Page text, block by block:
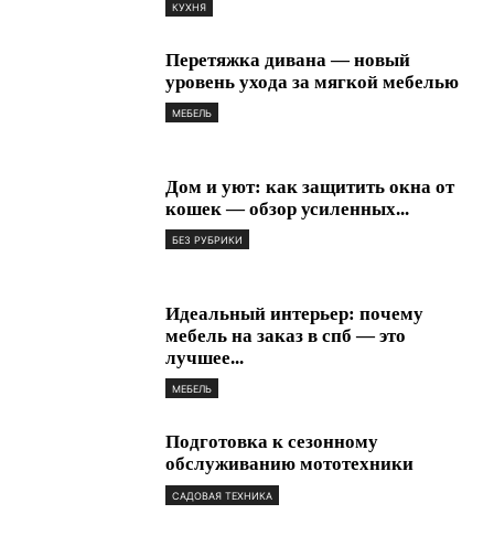
КУХНЯ
Перетяжка дивана — новый
уровень ухода за мягкой мебелью
МЕБЕЛЬ
Дом и уют: как защитить окна от
кошек — обзор усиленных...
БЕЗ РУБРИКИ
Идеальный интерьер: почему
мебель на заказ в спб — это
лучшее...
МЕБЕЛЬ
Подготовка к сезонному
обслуживанию мототехники
САДОВАЯ ТЕХНИКА